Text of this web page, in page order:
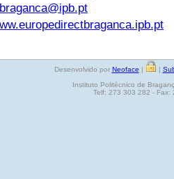
Desenvolvido por Neoface | |
Instituto Politécnico de
Telf: 273 303 282 - Fax: